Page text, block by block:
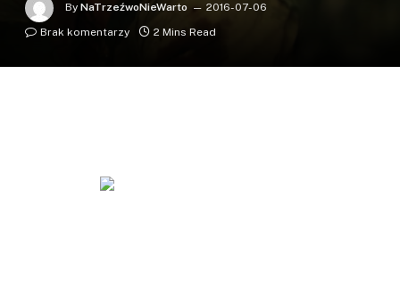
By NaTrzeźwoNieWarto
2016-07-06
Brak komentarzy
2 Mins Read